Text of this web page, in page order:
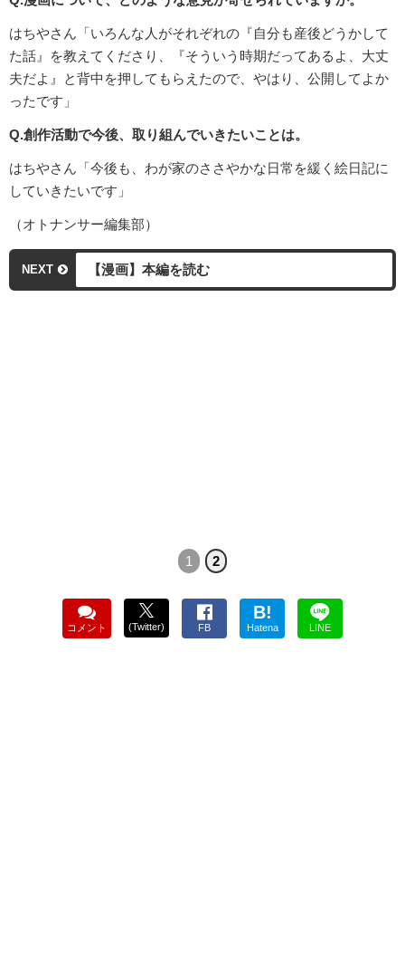
はちやさん「いろんな人がそれぞれの『自分も産後どうかして
た話』を教えてくださり、『そういう時期だってあるよ、大丈
夫だよ』と背中を押してもらえたので、やはり、公開してよか
ったです」
Q.創作活動で今後、取り組んでいきたいことは。
はちやさん「今後も、わが家のささやかな日常を緩く絵日記に
していきたいです」
（オトナンサー編集部）
NEXT 【漫画】本編を読む
1 2
コメント (Twitter) FB
B!
Hatena LINE